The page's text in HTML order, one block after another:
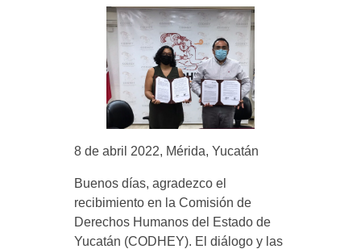
Misión y Visión
Consejo Asesor
EJES DE ACCIÓN
Incidencia en Políticas Públicas
8 de abril 2022, Mérida, Yucatán
Buenos días, agradezco el
recibimiento en la Comisión de
Derechos Humanos del Estado de
Yucatán (CODHEY). El diálogo y las